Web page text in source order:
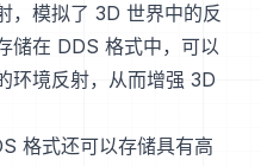
，模拟了 3D 世界中的反
储在 DDS 格式中，可以
环境反射，从而增强 3D
格式还可以存储具有高